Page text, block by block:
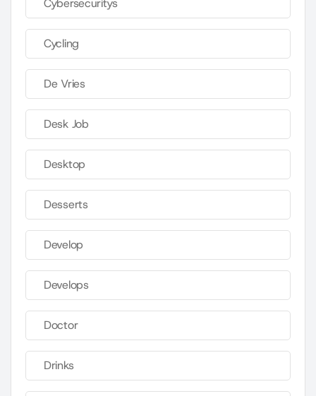
Cybersecuritys
Cycling
De Vries
Desk Job
Desktop
Desserts
Develop
Develops
Doctor
Drinks